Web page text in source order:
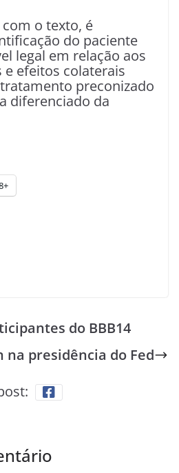
o texto, é
do paciente
legal em relação aos
efeitos colaterais
preconizado
diferenciado da
do BBB14
na presidência do Fed